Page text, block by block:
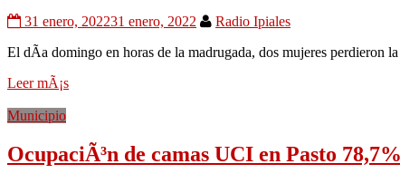
31 enero, 202231 enero, 2022
Radio Ipiales
El dÃ­a domingo en horas de la madrugada, dos mujeres perdieron
Leer mÃ¡s
Municipio
OcupaciÃ³n de camas UCI en Pasto